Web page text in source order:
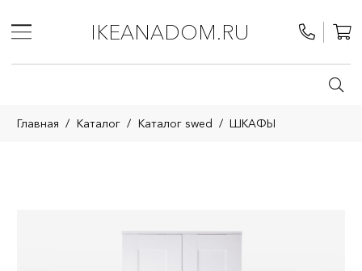
IKEANADOM.RU
Главная / Каталог / Каталог swed / ШКАФЫ